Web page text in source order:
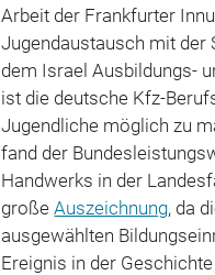
Arbeit der Frankfurter
Jugendaustausch mit der
dem Israel Ausbildungs-
ist die deutsche Kfz-
Jugendliche möglich zu
fand der
Handwerks in der
großeAuszeichnung, da
ausgewählten
Ereignis in der